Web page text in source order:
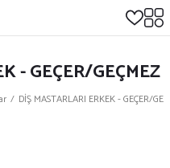
- GEÇER/GEÇMEZ
DİŞ MASTARLARI ERKEK - GEÇER/